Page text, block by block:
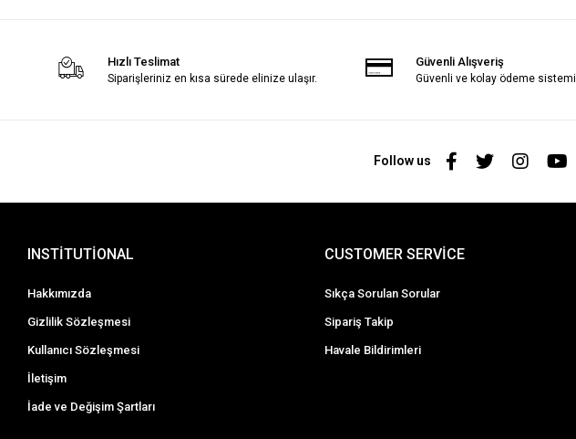
Hızlı Teslimat
Siparişleriniz en kısa sürede elinize ulaşır.
Güvenli Alışveriş
Güvenli ve kolay ödeme sistemi
Follow us
INSTİTUTİONAL
Hakkımızda
Gizlilik Sözleşmesi
Kullanıcı Sözleşmesi
İletişim
İade ve Değişim Şartları
CUSTOMER SERVİCE
Sıkça Sorulan Sorular
Sipariş Takip
Havale Bildirimleri